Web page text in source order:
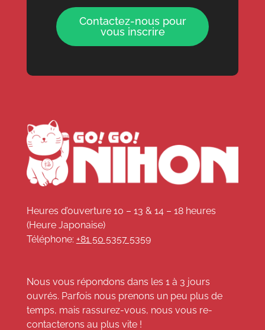
Contactez-nous pour
vous inscrire
Heures d’ouverture 10 – 13 & 14 – 18 heures
(Heure Japonaise)
Téléphone: +81 50 5357 5359
Nous vous répondons dans les 1 à 3 jours
ouvrés. Parfois nous prenons un peu plus de
temps, mais rassurez-vous, nous vous re-
contacterons au plus vite !